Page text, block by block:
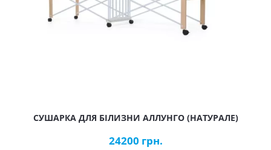
СУШАРКА ДЛЯ БІЛИЗНИ АЛЛУНГО (НАТУРАЛЕ)
24200 грн.